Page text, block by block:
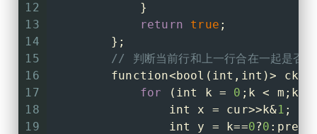
12
13
14
15
16
17
18
19
            }
return
true ;
        };
// 判断当前行和上一行合在一起是否
        function<
bool ( int , int )>
for ( int k = 0 ;k <
int
x = cur>>k&1 ;
int
y = k==0?0